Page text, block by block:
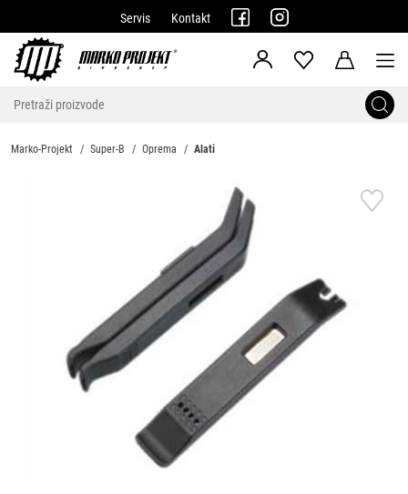
Servis Kontakt
Marko-Projekt Super-B Oprema Alati